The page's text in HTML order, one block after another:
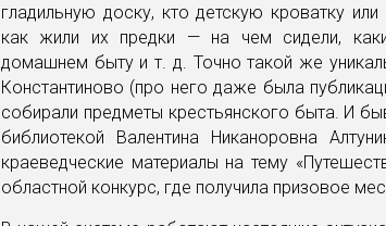
гладильную доску, кто детскую кроватку
как жили их предки — на чем сидели,
домашнем быту и т. д. Точно такой же
Константиново (про него даже была
собирали предметы крестьянского быта. И
библиотекой Валентина Никаноровна
краеведческие материалы на тему
областной конкурс, где получила призовое